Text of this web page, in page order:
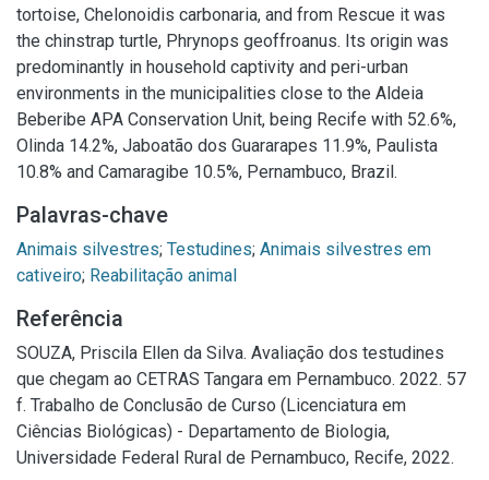
tortoise, Chelonoidis carbonaria, and from Rescue it was
the chinstrap turtle, Phrynops geoffroanus. Its origin was
predominantly in household captivity and peri-urban
environments in the municipalities close to the Aldeia
Beberibe APA Conservation Unit, being Recife with 52.6%,
Olinda 14.2%, Jaboatão dos Guararapes 11.9%, Paulista
10.8% and Camaragibe 10.5%, Pernambuco, Brazil.
Palavras-chave
Animais silvestres; Testudines; Animais silvestres em
cativeiro; Reabilitação animal
Referência
SOUZA, Priscila Ellen da Silva. Avaliação dos testudines
que chegam ao CETRAS Tangara em Pernambuco. 2022. 57
f. Trabalho de Conclusão de Curso (Licenciatura em
Ciências Biológicas) - Departamento de Biologia,
Universidade Federal Rural de Pernambuco, Recife, 2022.